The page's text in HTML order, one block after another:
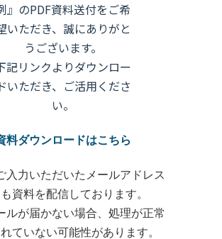
』のPDF資料送付をご希
いただき、誠にありがと
うございます。
記リンクよりダウンロー
いただき、ご活用くださ
い。
料ダウンロードはこちら
入力いただいたメールアドレス
資料を配信しております。
ルが届かない場合、処理が正常
ていない可能性があります。